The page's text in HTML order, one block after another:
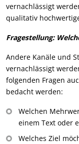
vernachlässigt
qualitativ
Fragestellung:
Andere Kanäle und
vernachlässigt
folgenden Fragen
bedacht werden:
Welchen
einem Text oder
Welches Ziel